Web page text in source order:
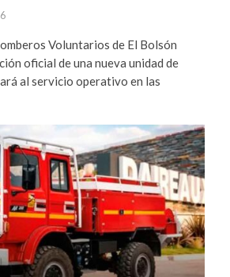
Voluntarios de El Bolsón
oficial de una nueva unidad de
al servicio operativo en las